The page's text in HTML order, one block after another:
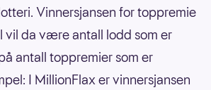
Vinnersjansen for toppremie
vil da være antall lodd som er
antall toppremier som er
I MillionFlax er vinnersjansen